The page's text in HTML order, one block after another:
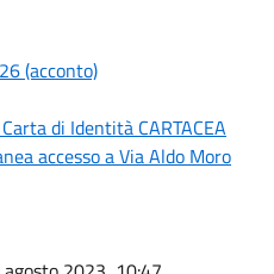
(acconto)
di Identità CARTACEA
accesso a Via Aldo Moro